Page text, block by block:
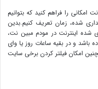
امکانی را فراهم کنید که بتوانیم
شده، زمان تعریف کنیم.بدین
اینترنت در مودم مبین نت،
۱۲ و ۱۶ تا ۱۹ قابل استفاده باشد و در بقیه ساعات روز یا وای
امکان فیلتر کردن برخی سایت